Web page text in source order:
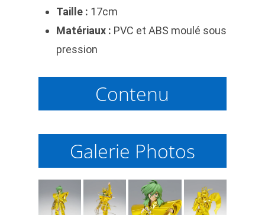
Taille : 17cm
Matériaux : PVC et ABS moulé sous
pression
Contenu
Galerie Photos